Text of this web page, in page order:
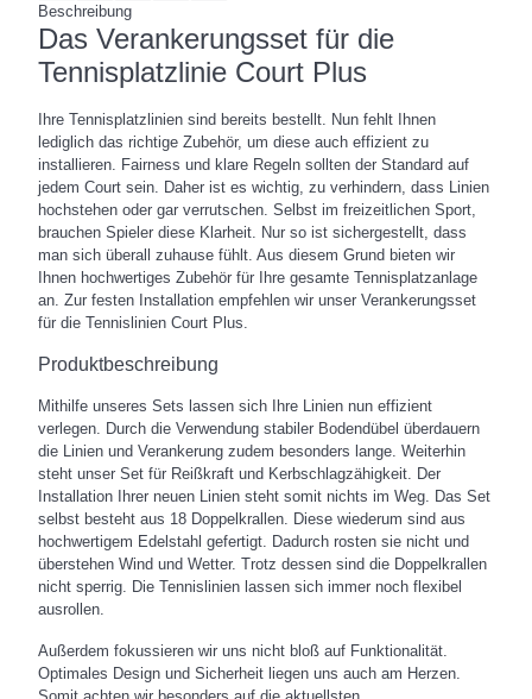
Beschreibung
Das Verankerungsset für die
Tennisplatzlinie Court Plus
Ihre Tennisplatzlinien sind bereits bestellt. Nun fehlt Ihnen
lediglich das richtige Zubehör, um diese auch effizient zu
installieren. Fairness und klare Regeln sollten der Standard auf
jedem Court sein. Daher ist es wichtig, zu verhindern, dass Linien
hochstehen oder gar verrutschen. Selbst im freizeitlichen Sport,
brauchen Spieler diese Klarheit. Nur so ist sichergestellt, dass
man sich überall zuhause fühlt. Aus diesem Grund bieten wir
Ihnen hochwertiges Zubehör für Ihre gesamte Tennisplatzanlage
an. Zur festen Installation empfehlen wir unser Verankerungsset
für die Tennislinien Court Plus.
Produktbeschreibung
Mithilfe unseres Sets lassen sich Ihre Linien nun effizient
verlegen. Durch die Verwendung stabiler Bodendübel überdauern
die Linien und Verankerung zudem besonders lange. Weiterhin
steht unser Set für Reißkraft und Kerbschlagzähigkeit. Der
Installation Ihrer neuen Linien steht somit nichts im Weg. Das Set
selbst besteht aus 18 Doppelkrallen. Diese wiederum sind aus
hochwertigem Edelstahl gefertigt. Dadurch rosten sie nicht und
überstehen Wind und Wetter. Trotz dessen sind die Doppelkrallen
nicht sperrig. Die Tennislinien lassen sich immer noch flexibel
ausrollen.
Außerdem fokussieren wir uns nicht bloß auf Funktionalität.
Optimales Design und Sicherheit liegen uns auch am Herzen.